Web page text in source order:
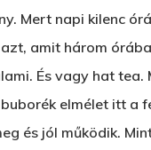
Mert napi kilenc
amit három
És vagy hat tea.
elmélet itt a
és jól működik.